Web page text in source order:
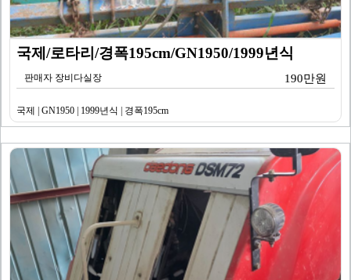
국제/로타리/경폭195cm/GN1950/1999년식
판매자 장비다실장 190만원
국제 | GN1950 | 1999년식 | 경폭195cm